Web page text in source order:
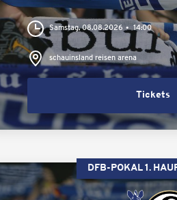
Samstag, 08.08.2026 14:00
schauinsland reisen arena
Tickets
DFB-POKAL 1.